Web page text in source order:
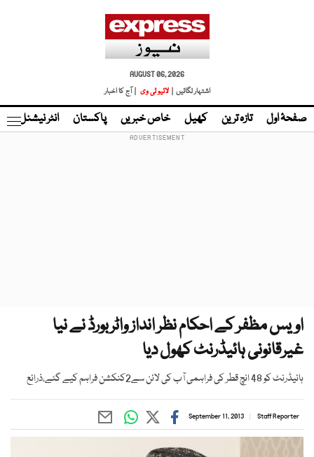
AUGUST 06, 2026
اشتہار لگائیں |
لائیو ٹی وی | آج کا اخبار
صفحۂ اول تازہ ترین کھیل خاص خبریں پاکستان انٹر نیشنل
اویس مظفر کے احکام نظر انداز واٹربورڈ نے نیا
غیرقانونی ہائیڈرنٹ کھول دیا
ہائیڈرنٹ کو 48 انچ قطر کی فراہمی آب کی لائن سے2کنکشن فراہم کیے گئے،ذرائع
Staff Reporter
September 11, 2013